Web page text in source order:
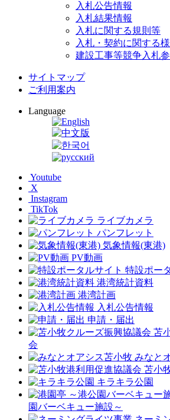
入札公告情報
入札結果情報
入札に関する規則等
入札・契約に関する
建設工事等競争入札
サイトマップ
ご利用案内
Language
Youtube
X
Instagram
TikTok
ライブカメラ
パンフレット
気象情報(東港)
PV動画
特設ポー
港湾統計資料
港湾計画
入札公告情報
申請・届出
苫
会
みなと
苫小
キラキラ公園
園バーベキュー施設～